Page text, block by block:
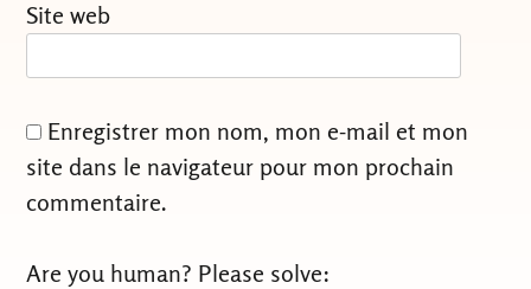
Site web
Enregistrer mon nom, mon e-mail et mon
site dans le navigateur pour mon prochain
commentaire.
Are you human? Please solve: